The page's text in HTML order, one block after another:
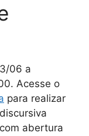
06 a
Acesse o
para realizar
abertura